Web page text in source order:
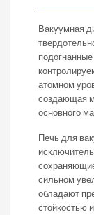
Вакуумная
атомном
создающая
основного
Печь для
сильном
обладают
стойкостью